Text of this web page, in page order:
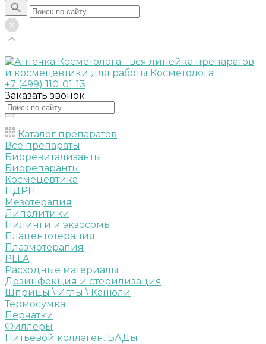
+7 (499) 110-01-13
Заказать звонок
Каталог препаратов
Все препараты
Биоревитализанты
Биорепаранты
Космецевтика
ПДРН
Мезотерапия
Липолитики
Пилинги и экзосомы
Плацентотерапия
Плазмотерапия
PLLA
Расходные материалы
Дезинфекция и стерилизация
Шприцы \ Иглы \ Канюли
Термосумка
Перчатки
Филлеры
Питьевой коллаген. БАДы